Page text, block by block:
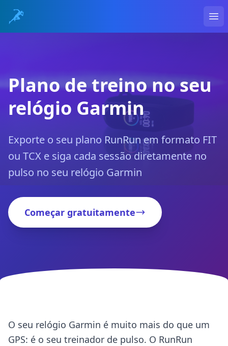
Plano de treino no seu
relógio Garmin
Exporte o seu plano RunRun em formato FIT
ou TCX e siga cada sessão diretamente no
pulso no seu relógio Garmin
Começar gratuitamente
O seu relógio Garmin é muito mais do que um
GPS: é o seu treinador de pulso. O RunRun